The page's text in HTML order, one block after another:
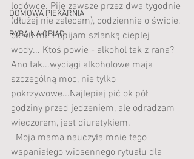
DOMOWA PIEKARNIA
RYBA NA OBIAD
lodówce. Piję zawsze przez dwa tygodnie
(dłużej nie zalecam), codziennie o świcie,
ok 40 ml. Popijam szlanką cieplej
wody... Ktoś powie - alkohol tak z rana?
Ano tak...wyciągi alkoholowe maja
szczególną moc, nie tylko
pokrzywowe...Najlepiej pić ok pół
godziny przed jedzeniem, ale odradzam
wieczorem, jest diuretykiem.
wspaniałego wiosennego rytuału dla